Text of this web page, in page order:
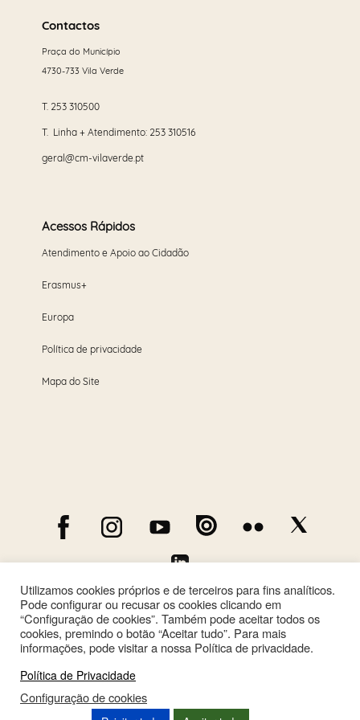
maisContactos
Praça do Município
4730-733 Vila Verde
T. 253 310500
T. Linha + Atendimento: 253 310516
geral@cm-vilaverde.pt
Acessos Rápidos
Atendimento e Apoio ao Cidadão
Erasmus+
Europa
Política de privacidade
Mapa do Site
Utilizamos cookies próprios e de terceiros para fins analíticos.
Pode configurar ou recusar os cookies clicando em
“Configuração de cookies”. Também pode aceitar todos os
cookies, premindo o botão “Aceitar tudo”. Para mais
informações, pode visitar a nossa Política de privacidade.
Política de Privacidade
Configuração de cookies